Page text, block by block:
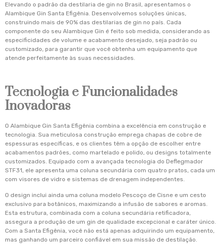
Elevando o padrão da destilaria de gin no Brasil, apresentamos o
Alambique Gin Santa Efigênia. Desenvolvemos soluções únicas,
construindo mais de 90% das destilarias de gin no país. Cada
componente do seu Alambique Gin é feito sob medida, considerando as
especificidades de volume e acabamento desejado, seja padrão ou
customizado, para garantir que você obtenha um equipamento que
atende perfeitamente às suas necessidades.
Tecnologia e Funcionalidades
Inovadoras
O Alambique Gin Santa Efigênia combina a excelência em construção e
tecnologia. Sua meticulosa construção emprega chapas de cobre de
espessuras específicas, e os clientes têm a opção de escolher entre
acabamentos padrões, como martelado e polido, ou designs totalmente
customizados. Equipado com a avançada tecnologia do Deflegmador
STF31, ele apresenta uma coluna secundária com quatro pratos, cada um
com visores de vidro e sistemas de drenagem independentes.
O design inclui ainda uma coluna modelo Pescoço de Cisne e um cesto
exclusivo para botânicos, maximizando a infusão de sabores e aromas.
Esta estrutura, combinada com a coluna secundária retificadora,
assegura a produção de um gin de qualidade excepcional e caráter único.
Com a Santa Efigênia, você não está apenas adquirindo um equipamento,
mas ganhando um parceiro confiável em sua missão de destilação.